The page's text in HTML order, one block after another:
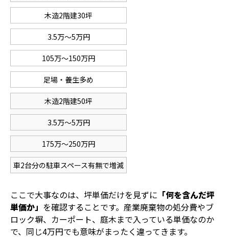
木造2階建30坪
3.5万～5万円
105万～150万円
足場・養生多め
木造2階建50坪
3.5万～5万円
175万～250万円
車2台分の駐車スペース有無で増減
ここで大事なのは、坪単価だけを見ずに 「何を含んだ坪
単価か」 を確認することです。産業廃棄物の処分費やブ
ロック塀、カーポート、庭木まで入っている単価なのか
で、同じ4万円でも意味がまったく違ってきます。